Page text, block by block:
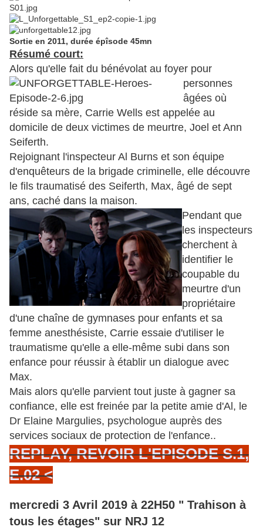
Sortie en 2011, durée épîsode 45mn
Résumé court:
Alors qu'elle fait du bénévolat au foyer pour
personnes
âgées où
réside sa mère, Carrie Wells est appelée au
domicile de deux victimes de meurtre, Joel et Ann
Seiferth.
Rejoignant l'inspecteur Al Burns et son équipe
d'enquêteurs de la brigade criminelle, elle découvre
le fils traumatisé des Seiferth, Max, âgé de sept
ans, caché dans la maison.
Pendant que
les inspecteurs
cherchent à
identifier le
coupable du
meurtre d'un
propriétaire
d'une chaîne de gymnases pour enfants et sa
femme anesthésiste, Carrie essaie d'utiliser le
traumatisme qu'elle a elle-même subi dans son
enfance pour réussir à établir un dialogue avec
Max.
Mais alors qu'elle parvient tout juste à gagner sa
confiance, elle est freinée par la petite amie d'Al, le
Dr Elaine Margulies, psychologue auprès des
services sociaux de protection de l'enfance..
REPLAY, REVOIR L'EPISODE S.1,
E.02 <
mercredi 3 Avril 2019 à 22H50 " Trahison à
tous les étages" sur NRJ 12